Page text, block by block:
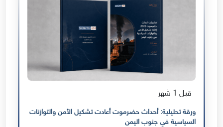
قبل 1 شهر
ورقة تحليلية: أحداث حضرموت أعادت تشكيل الأمن والتوازنات
السياسية في جنوب اليمن